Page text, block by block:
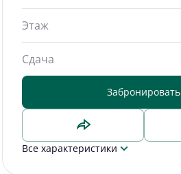
Этаж
Сдача
Забронировать
Все характеристики